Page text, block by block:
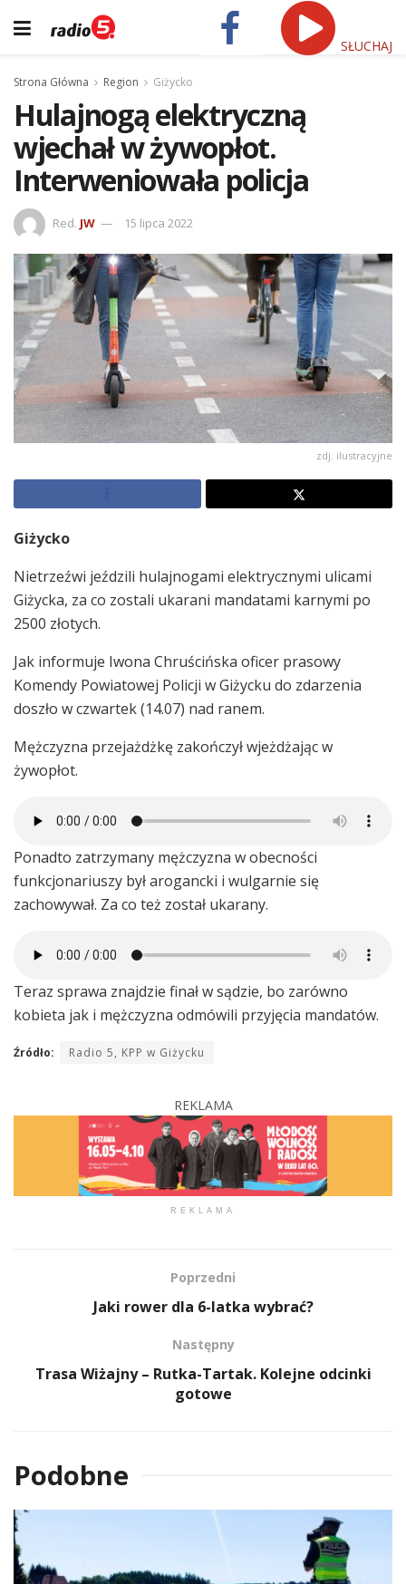
SŁUCHAJ
Strona Główna Region Giżycko
Hulajnogą elektryczną
wjechał w żywopłot.
Interweniowała policja
Red. JW 15 lipca 2022
zdj. ilustracyjne
Giżycko
Nietrzeźwi jeździli hulajnogami elektrycznymi ulicami
Giżycka, za co zostali ukarani mandatami karnymi po
2500 złotych.
Jak informuje Iwona Chruścińska oficer prasowy
Komendy Powiatowej Policji w Giżycku do zdarzenia
doszło w czwartek (14.07) nad ranem.
Mężczyzna przejażdżkę zakończył wjeżdżając w
żywopłot.
Ponadto zatrzymany mężczyzna w obecności
funkcjonariuszy był arogancki i wulgarnie się
zachowywał. Za co też został ukarany.
Teraz sprawa znajdzie finał w sądzie, bo zarówno
kobieta jak i mężczyzna odmówili przyjęcia mandatów.
Źródło: Radio 5, KPP w Giżycku
REKLAMA
REKLAMA
Poprzedni
Jaki rower dla 6-latka wybrać?
Następny
Trasa Wiżajny – Rutka-Tartak. Kolejne odcinki
gotowe
Podobne